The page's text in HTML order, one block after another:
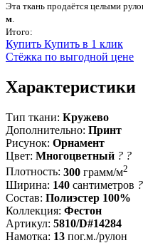
Эта ткань продаётся целыми
м.
Итого:
Купить Купить в 1 клик
Стёжка по выгодной цене
Характеристики
Тип ткани: Кружево
Дополнительно: Принт
Рисунок: Орнамент
Цвет: Многоцветный ? ?
Плотность: 300 грамм/м2
Ширина: 140 сантиметров ?
Состав: Полиэстер 100%
Коллекция: Фестон
Артикул: 5810/D#14284
Намотка: 13 пог.м./рулон